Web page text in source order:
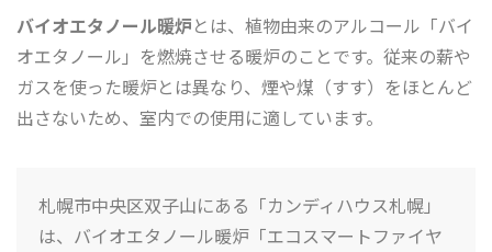
バイオエタノール暖炉とは、植物由来のアルコール「バイ
オエタノール」を燃焼させる暖炉のことです。従来の薪や
ガスを使った暖炉とは異なり、煙や煤（すす）をほとんど
出さないため、室内での使用に適しています。
札幌市中央区双子山にある「カンディハウス札幌」
は、バイオエタノール暖炉「エコスマートファイヤ